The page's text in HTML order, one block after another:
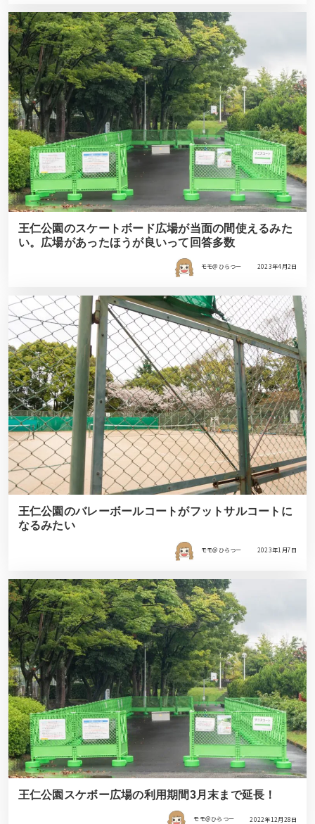
王仁公園のスケートボード広場が当面の間使えるみた
い。広場があったほうが良いって回答多数
モモ＠ひらつー 2023年4月2日
王仁公園のバレーボールコートがフットサルコートに
なるみたい
モモ＠ひらつー 2023年1月7日
王仁公園スケボー広場の利用期間3月末まで延長！
モモ＠ひらつー 2022年12月28日